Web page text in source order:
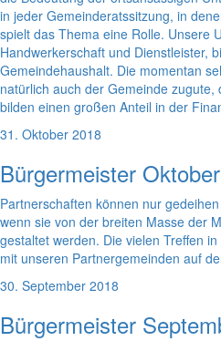
in jeder Gemeinderatssitzung, in
spielt das Thema eine Rolle. Unsere
Handwerkerschaft und Dienstleister,
Gemeindehaushalt. Die momentan
natürlich auch der Gemeinde
bilden einen großen Anteil in der
31. Oktober 2018
Bürgermeister
Partnerschaften können nur
wenn sie von der breiten Masse der
gestaltet werden. Die vielen Treffen
mit unseren Partnergemeinden auf
30. September 2018
Bürgermeister